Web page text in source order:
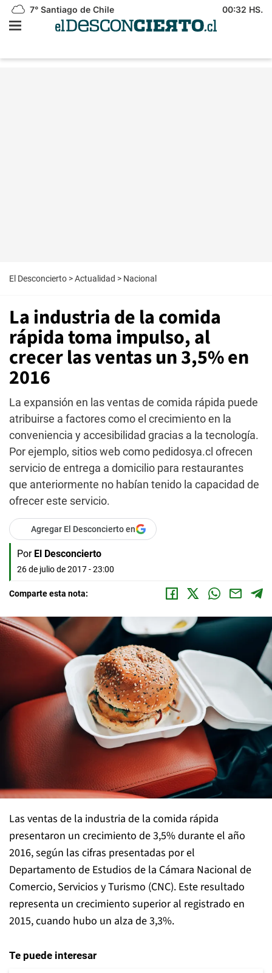
7° Santiago de Chile 00:32 HS.
El Desconcierto >Actualidad > Nacional
La industria de la comida
rápida toma impulso, al
crecer las ventas un 3,5% en
2016
La expansión en las ventas de comida rápida puede
atribuirse a factores como el crecimiento en la
conveniencia y accesibilidad gracias a la tecnología.
Por ejemplo, sitios web como pedidosya.cl ofrecen
servicio de entrega a domicilio para restaurantes
que anteriormente no habían tenido la capacidad de
ofrecer este servicio.
Agregar El Desconcierto en
Por El Desconcierto
26 de julio de 2017 - 23:00
Comparte esta nota:
Las ventas de la industria de la comida rápida
presentaron un crecimiento de 3,5% durante el año
2016, según las cifras presentadas por el
Departamento de Estudios de la Cámara Nacional de
Comercio, Servicios y Turismo (CNC). Este resultado
representa un crecimiento superior al registrado en
2015, cuando hubo un alza de 3,3%.
Te puede interesar